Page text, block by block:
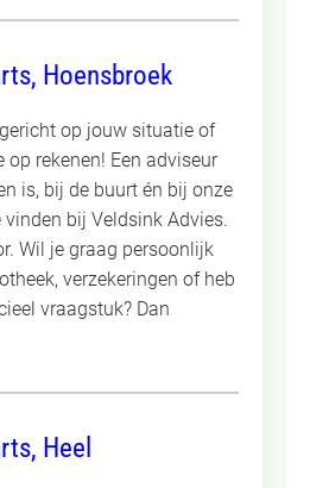
Hoensbroek
op jouw situatie of
op rekenen! Een adviseur
is, bij de buurt én bij onze
vinden bij Veldsink Advies.
Wil je graag persoonlijk
verzekeringen of heb
vraagstuk? Dan
Heel